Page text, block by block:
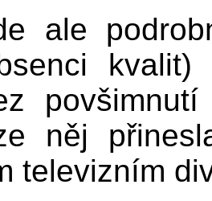
ale
něj
televizním